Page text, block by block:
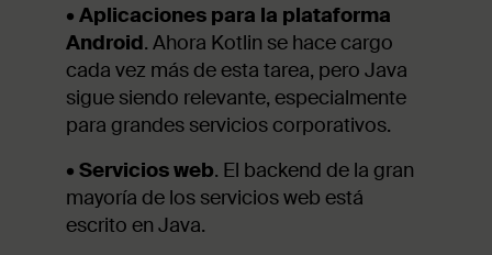
• Aplicaciones para la plataforma
Android. Ahora Kotlin se hace cargo
cada vez más de esta tarea, pero Java
sigue siendo relevante, especialmente
para grandes servicios corporativos.
• Servicios web. El backend de la gran
mayoría de los servicios web está
escrito en Java.